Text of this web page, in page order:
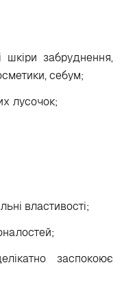
шкіри забруднення,
себум;
лусочок;
властивості;
заспокоює